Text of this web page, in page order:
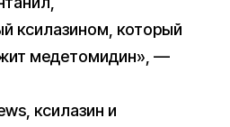
ксилазином, который
медетомидин», —
ксилазин и